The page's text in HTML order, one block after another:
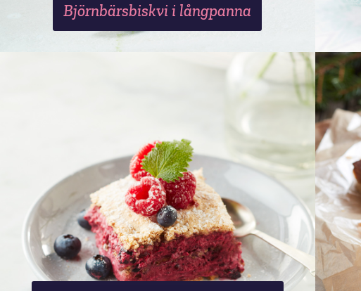
Björnbärsbiskvi i långpanna